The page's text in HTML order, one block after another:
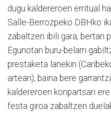
dugu kaldereroen erritual
Salle-Berrozpeko DBHko
zabaltzen ibili gara, bertan
Egunotan buru-belarri
prestaketa lanekin
artean); baina bere
kaldereroen konpartsari
festa giroa zabaltzen